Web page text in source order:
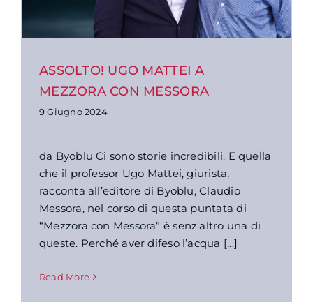
ASSOLTO! UGO MATTEI A
MEZZORA CON MESSORA
9 Giugno 2024
da Byoblu Ci sono storie incredibili. E quella
che il professor Ugo Mattei, giurista,
racconta all’editore di Byoblu, Claudio
Messora, nel corso di questa puntata di
“Mezzora con Messora” è senz’altro una di
queste. Perché aver difeso l’acqua [...]
Read More